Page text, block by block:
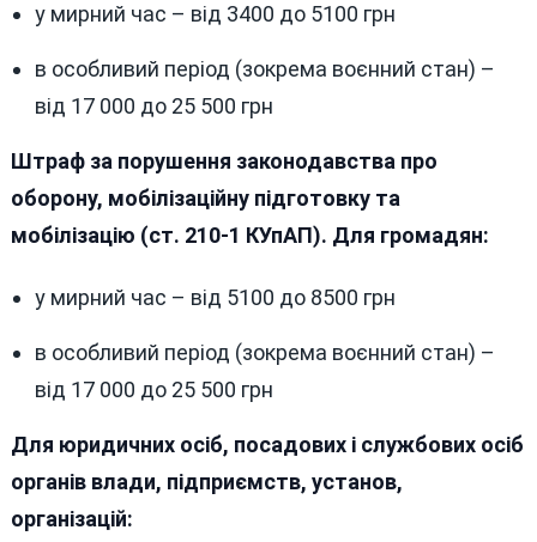
у мирний час – від 3400 до 5100 грн
в особливий період (зокрема воєнний стан) –
від 17 000 до 25 500 грн
Штраф за порушення законодавства про
оборону, мобілізаційну підготовку та
мобілізацію (ст. 210-1 КУпАП). Для громадян:
у мирний час – від 5100 до 8500 грн
в особливий період (зокрема воєнний стан) –
від 17 000 до 25 500 грн
Для юридичних осіб, посадових і службових осіб
органів влади, підприємств, установ,
організацій: